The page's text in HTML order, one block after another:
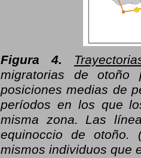
Figura 4.
migratorias de otoño
posiciones medias de
períodos en los que
misma zona. Las
equinoccio de otoño.
mismos individuos que